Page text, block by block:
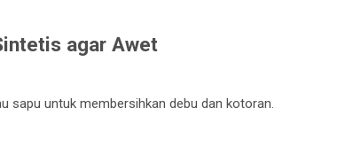
agar Awet
sapu untuk membersihkan debu dan kotoran.